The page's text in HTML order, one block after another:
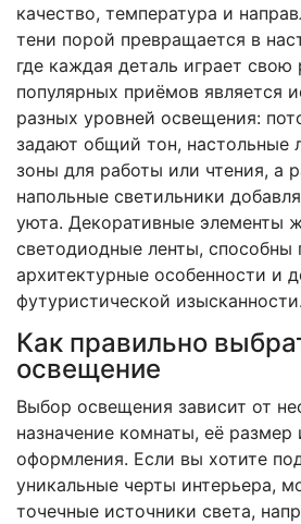
качество, температура и
тени порой превращается в
где каждая деталь играет
популярных приёмов является
разных уровней освещения:
задают общий тон, настольные
зоны для работы или чтения, а
напольные светильники
уюта. Декоративные элементы
светодиодные ленты, способны
архитектурные особенности и
футуристической изысканности.
Как правильно
освещение
Выбор освещения зависит от
назначение комнаты, её размер
оформления. Если вы хотите
уникальные черты интерьера,
точечные источники света,